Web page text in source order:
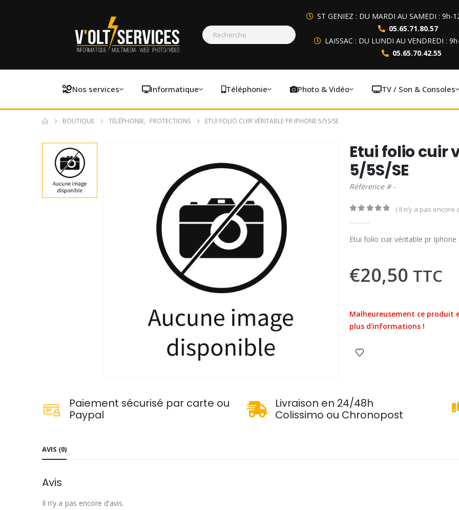
ST GENIEZ : DU MARDI AU SAMEDI : 9h-
05.65.71.80.57
LAISSAC : DU LUNDI AU VENDREDI :
05.65.70.42.55
Nos services Informatique Téléphonie Photo & Vidéo TV / Son & Consoles
BOUTIQUE TÉLÉPHONIE, PROTECTIONS ETUI FOLIO CUIR VÉRITABLE PR IPHONE 5/5S/SE
Etui folio cuir
5/5S/SE
Référence # -
( Il n’y a pas encore
Etui folio cuir véritable pr Iphone
€20,50 TTC
Malheureusement ce produit
plus d'informations !
Paiement sécurisé par carte ou
Paypal
Livraison en 24/48h
Colissimo ou Chronopost
AVIS (0)
Avis
Il n’y a pas encore d’avis.